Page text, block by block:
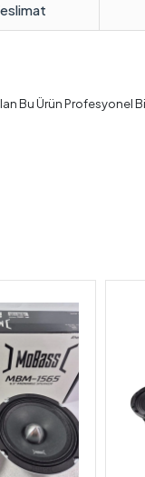
Ürün Profesyonel